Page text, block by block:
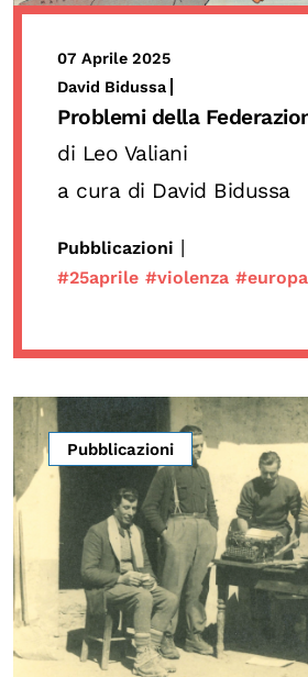
07 Aprile 2025
David Bidussa
Problemi della
di Leo Valiani
a cura di David Bidussa
Pubblicazioni |
#25aprile #violenza #europa
Pubblicazioni